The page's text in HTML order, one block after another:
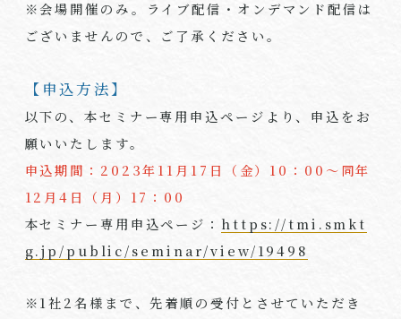
※会場開催のみ。ライブ配信・オンデマンド配信は
ございませんので、ご了承ください。
【申込方法】
以下の、本セミナー専用申込ページより、申込をお
願いいたします。
申込期間： 2023年11月17日（金）10：00～同年
12月4日（月）17：00
本セミナー専用申込ページ： https://tmi.smkt
g.jp/public/seminar/view/19498
※1社2名様まで、先着順の受付とさせていただき